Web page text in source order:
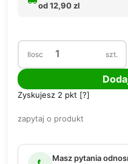
od 12,90 zl
Ilosc szt.
Zyskujesz 2 pkt [?]
zapytaj o produkt
Masz pytania